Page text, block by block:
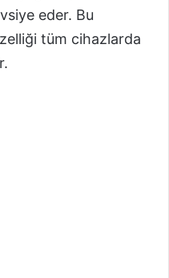
eder. Bu
tüm cihazlarda